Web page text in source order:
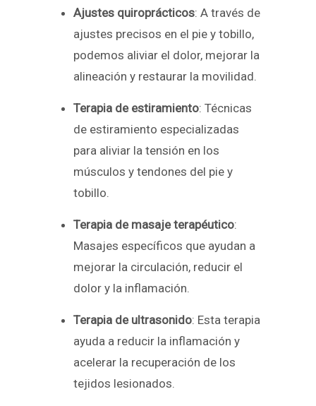
Ajustes quiroprácticos: A través de
ajustes precisos en el pie y tobillo,
podemos aliviar el dolor, mejorar la
alineación y restaurar la movilidad.
Terapia de estiramiento: Técnicas
de estiramiento especializadas
para aliviar la tensión en los
músculos y tendones del pie y
tobillo.
Terapia de masaje terapéutico:
Masajes específicos que ayudan a
mejorar la circulación, reducir el
dolor y la inflamación.
Terapia de ultrasonido: Esta terapia
ayuda a reducir la inflamación y
acelerar la recuperación de los
tejidos lesionados.